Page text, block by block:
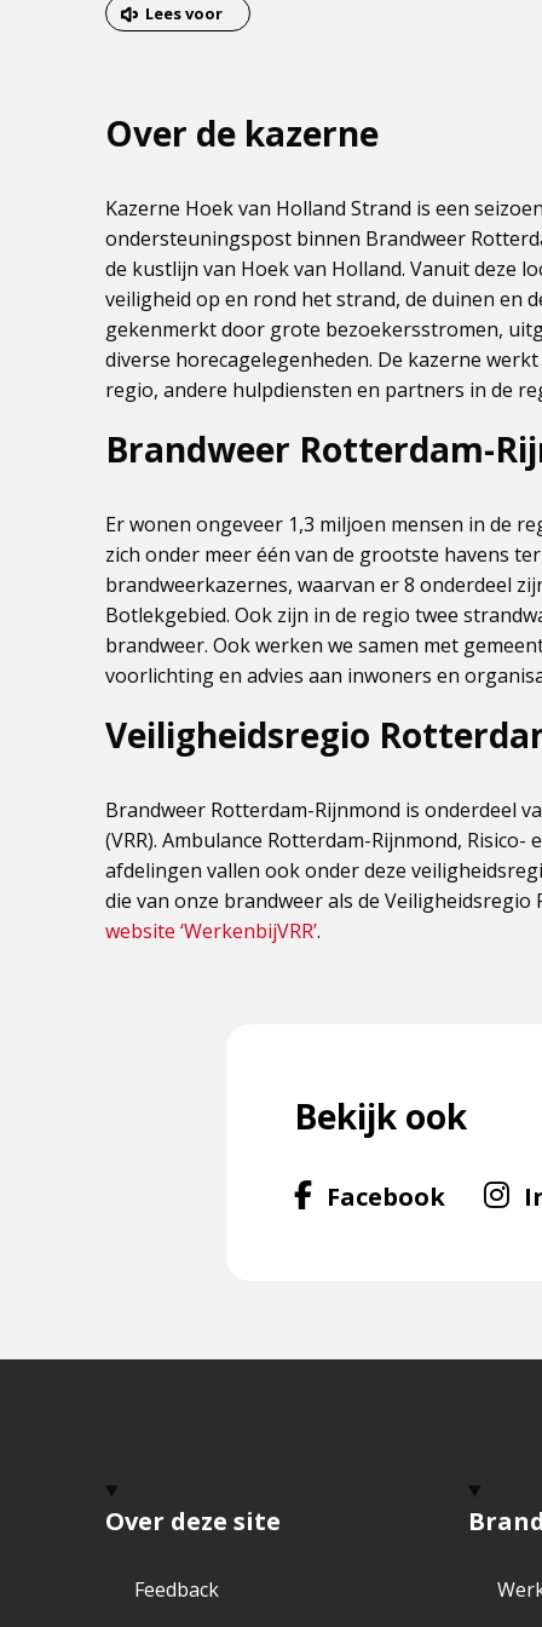
het
Lees voor
Over de kazerne
Kazerne Hoek van Holland Strand is een
ondersteuningspost binnen Brandweer
de kustlijn van Hoek van Holland. Vanuit deze
veiligheid op en rond het strand, de duinen en
gekenmerkt door grote bezoekersstromen,
diverse horecagelegenheden. De kazerne
regio, andere hulpdiensten en partners in de
Brandweer Rotterdam-
Er wonen ongeveer 1,3 miljoen mensen in de
zich onder meer één van de grootste havens
brandweerkazernes, waarvan er 8 onderdeel
Botlekgebied. Ook zijn in de regio twee
brandweer. Ook werken we samen met
voorlichting en advies aan inwoners en
Veiligheidsregio
Brandweer Rotterdam-Rijnmond is onderdeel
(VRR). Ambulance Rotterdam-Rijnmond,
afdelingen vallen ook onder deze
die van onze brandweer als de Veiligheidsregio
website ‘WerkenbijVRR’.
Bekijk ook
FacebookVolg
Over deze site
Feedback